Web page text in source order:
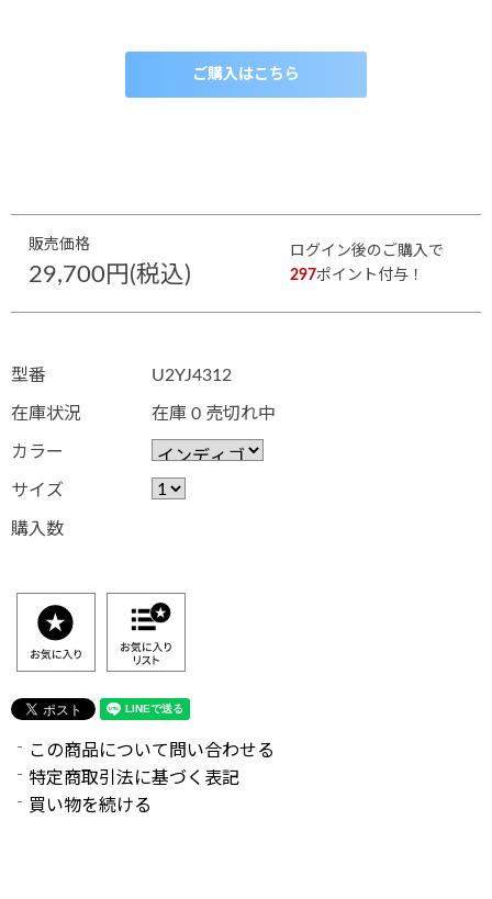
ご購入はこちら
販売価格
29,700円(税込)
ログイン後のご購入で
297ポイント付与！
型番 U2YJ4312
在庫状況 在庫 0 売切れ中
カラー
サイズ
購入数
この商品について問い合わせる
特定商取引法に基づく表記
買い物を続ける